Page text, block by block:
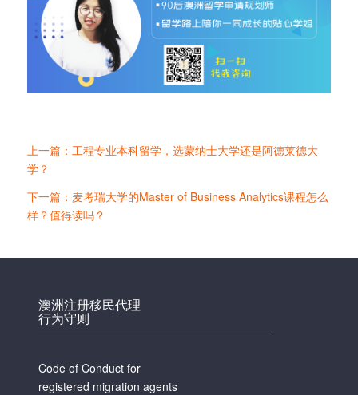
上一篇：工程专业本科留学，选蒙纳士大学还是阿德莱德大
学？
下一篇：麦考瑞大学的Master of Business Analytics课程怎么
样？值得读吗？
澳洲注册移民代理
行为守则
Code of Conduct for
registered migration agents